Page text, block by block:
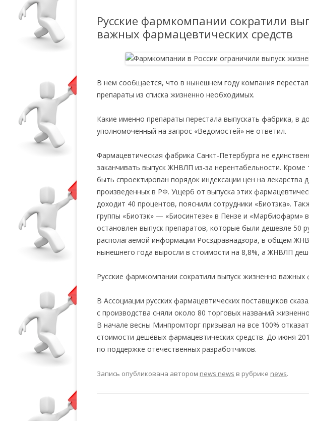
Русские фармкомпании сократили
важных фармацевтических средств
В нем сообщается, что в нынешнем году компания
препараты из списка жизненно необходимых.
Какие именно препараты перестала выпускать фабрика, в
уполномоченный на запрос «Ведомостей» не ответил.
Фармацевтическая фабрика Санкт-Петербурга не
заканчивать выпуск ЖНВЛП из-за нерентабельности.
быть спроектирован порядок индексации цен на лекарства
произведенных в РФ. Ущерб от выпуска этих
доходит 40 процентов, пояснили сотрудники «Биотэка».
группы «Биотэк» — «Биосинтезе» в Пензе и «Марбиофарм»
остановлен выпуск препаратов, которые были дешевле 50
располагаемой информации Росздравнадзора, в общем
нынешнего года выросли в стоимости на 8,8%, а ЖНВЛП
Русские фармкомпании сократили выпуск жизненно важных
В Ассоциации русских фармацевтических поставщиков
с производства сняли около 80 торговых названий
В начале весны Минпромторг призывал на все 100%
стоимости дешёвых фармацевтических средств. До июня
по поддержке отечественных разработчиков.
Запись опубликована автором news news в рубрике news.